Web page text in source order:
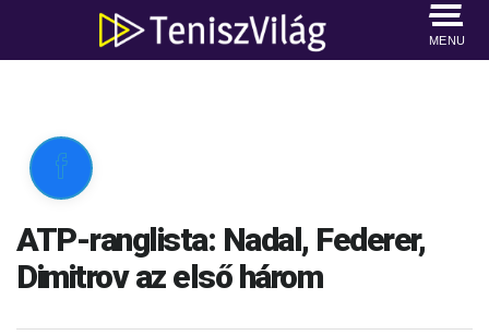
MENU

ATP-ranglista: Nadal, Federer,
Dimitrov az első három